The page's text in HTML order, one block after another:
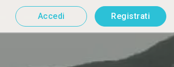
Accedi Registrati